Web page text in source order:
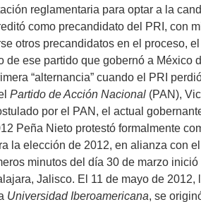
reglamentaria para optar a la
como precandidato del PRI, con
otros precandidatos en el proceso,
de ese partido que gobernó a México
“alternancia” cuando el PRI
Partido de Acción Nacional (PAN),
por el PAN, el actual
Peña Nieto protestó formalmente
la elección de 2012, en alianza con el
minutos del día 30 de marzo
Jalisco. El 11 de mayo de
Universidad Iberoamericana, se